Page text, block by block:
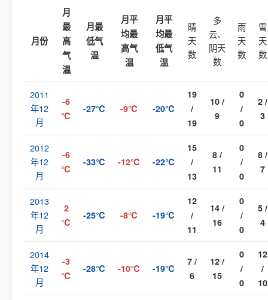
月份
月
最
高
气
温
月最
低气
温
月平
均最
高气
温
月平
均最
低气
温
晴
天
数
多
云、
阴天
数
雨
天
数
雪
天
数
2011
年12
月
-6
℃
-27℃ -9℃ -20℃
19
/
19
10 /
9
0
/
0
2 /
3
2012
年12
月
-6
℃
-33℃ -12℃ -22℃
15
/
13
8 /
11
0
/
0
8 /
7
2013
年12
月
2
℃
-25℃ -8℃ -19℃
12
/
11
14 /
16
0
/
0
5 /
4
2014
年12
月
-3
℃
-28℃ -10℃ -19℃
7 /
6
12 /
15
0
/
0
12
/
10